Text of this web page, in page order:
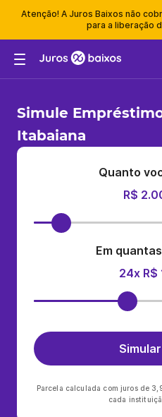
Atenção! A Juros Baixos não
para a liberação
Simule
Itabaiana
Quanto
R$
Em
24x R$
Parcela calculada com juros de
cada